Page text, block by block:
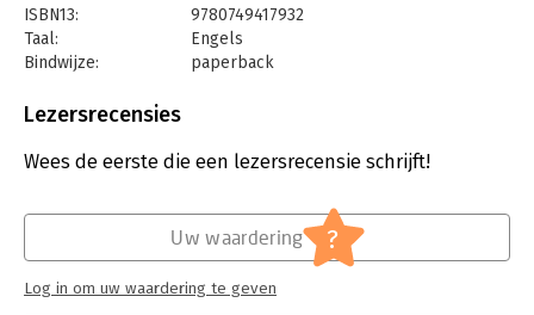
ISBN13:
9780749417932
Taal:
Engels
Bindwijze:
paperback
Uitgever:
Lezersrecensies
Wees de eerste die een lezersrecensie schrijft!
Uw waardering ?
Log in om uw waardering te geven